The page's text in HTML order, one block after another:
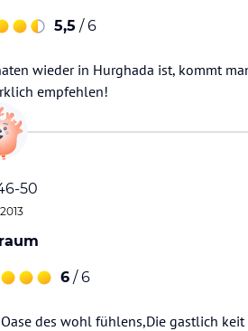
5,5 / 6
wieder in Hurghada ist, kommt
empfehlen!
50
6 / 6
des wohl fühlens,Die gastlich